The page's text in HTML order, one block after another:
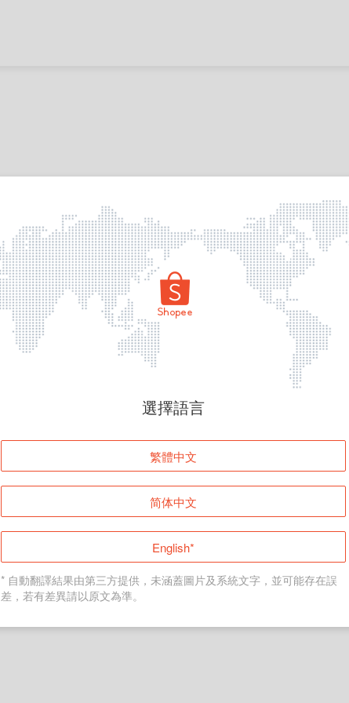
頁面無法顯示
登入
返回首頁
選擇語言
繁體中文
简体中文
English*
* 自動翻譯結果由第三方提供，未涵蓋圖片及系統文字，並可能存在誤
差，若有差異請以原文為準。